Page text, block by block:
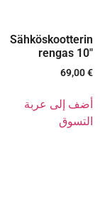
Sähköskootterin
rengas 10″
69,00€
أضف إلى عربة
التسوق